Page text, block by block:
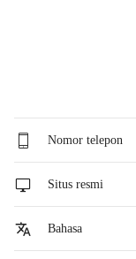
Nomor telepon
Situs resmi
Bahasa